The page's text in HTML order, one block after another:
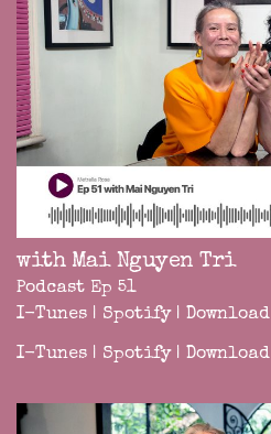
with Mai Nguyen Tri
Podcast Ep 51
I-Tunes | Spotify| Download
I-Tunes | Spotify| Download